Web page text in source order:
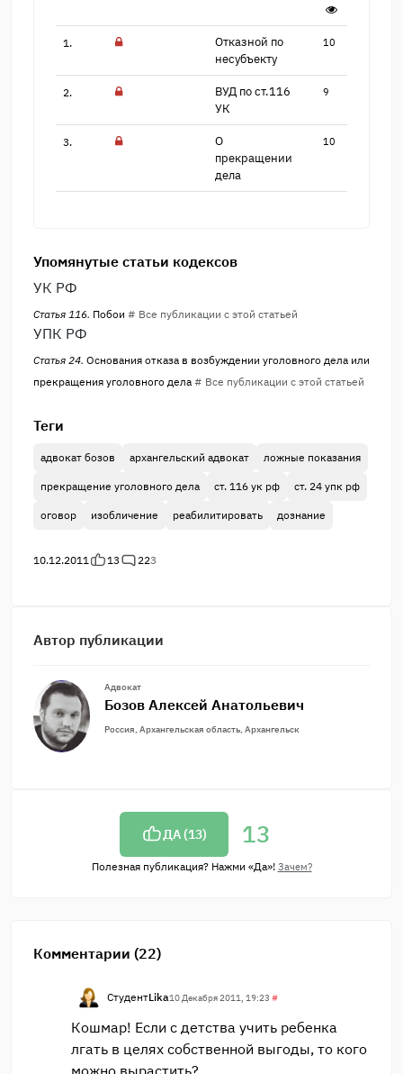
1.
Отказной по
несубъек​ту
10
2.
ВУД по ст.116
УК
9
3.
О
прекращении
дела
10
Упомянутые статьи кодексов
УК РФ
Статья 116. Побои # Все публикации с этой статьей
УПК РФ
Статья 24. Основания отказа в возбуждении уголовного дела или
прекращения уголовного дела # Все публикации с этой статьей
Теги
адвокат бозов архангельский адвокат ложные показания
прекращение уголовного дела ст. 116 ук рф ст. 24 упк рф
оговор изобличение реабилитировать дознание
10.12.2011 13 223
Автор публикации
Адвокат
Бозов Алексей Анатольевич
Россия, Архангельская область, Архангельск
ДА (13) 13
Полезная публикация? Нажми «Да»! Зачем?
Комментарии (22)
СтудентLika10 Декабря 2011, 19:23 #
Кошмар! Если с детства учить ребенка
лгать в целях собственной выгоды, то кого
можно вырастить?